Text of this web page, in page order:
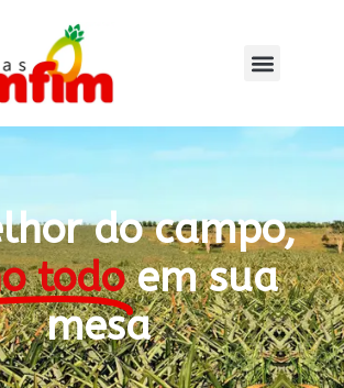
do campo,
todo em sua
mesa